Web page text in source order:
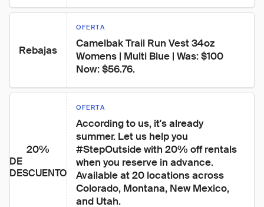
Rebajas
OFERTA
Camelbak Trail Run Vest 34oz
Womens | Multi Blue | Was: $100
Now: $56.76.
20%
DE
DESCUENTO
OFERTA
According to us, it's already
summer. Let us help you
#StepOutside with 20% off rentals
when you reserve in advance.
Available at 20 locations across
Colorado, Montana, New Mexico,
and Utah.